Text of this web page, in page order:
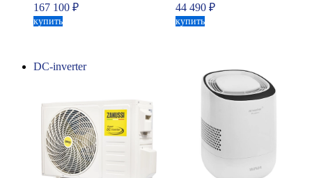
167 100 ₽
купить
44 490 ₽
купить
DC-inverter